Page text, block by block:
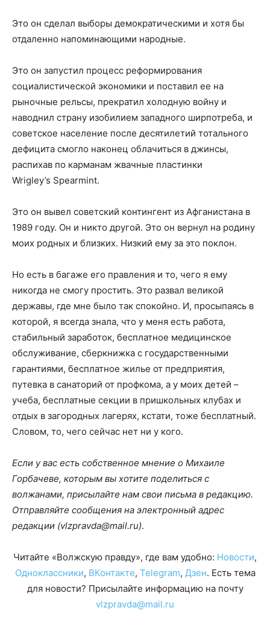
Это он сделал выборы демократическими и хотя бы
отдаленно напоминающими народные.
Это он запустил процесс реформирования
социалистической экономики и поставил ее на
рыночные рельсы, прекратил холодную войну и
наводнил страну изобилием западного ширпотреба, и
советское население после десятилетий тотального
дефицита смогло наконец облачиться в джинсы,
распихав по карманам жвачные пластинки
Wrigley’s Spearmint.
Это он вывел советский контингент из Афганистана в
1989 году. Он и никто другой. Это он вернул на родину
моих родных и близких. Низкий ему за это поклон.
Но есть в багаже его правления и то, чего я ему
никогда не смогу простить. Это развал великой
державы, где мне было так спокойно. И, просыпаясь в
которой, я всегда знала, что у меня есть работа,
стабильный заработок, бесплатное медицинское
обслуживание, сберкнижка с государственными
гарантиями, бесплатное жилье от предприятия,
путевка в санаторий от профкома, а у моих детей –
учеба, бесплатные секции в пришкольных клубах и
отдых в загородных лагерях, кстати, тоже бесплатный.
Словом, то, чего сейчас нет ни у кого.
Если у вас есть собственное мнение о Михаиле
Горбачеве, которым вы хотите поделиться с
волжанами, присылайте нам свои письма в редакцию.
Отправляйте сообщения на электронный адрес
редакции (vlzpravda@mail.ru).
Читайте «Волжскую правду», где вам удобно: Новости,
Одноклассники, ВКонтакте, Telegram, Дзен. Есть тема
для новости? Присылайте информацию на почту
vlzpravda@mail.ru